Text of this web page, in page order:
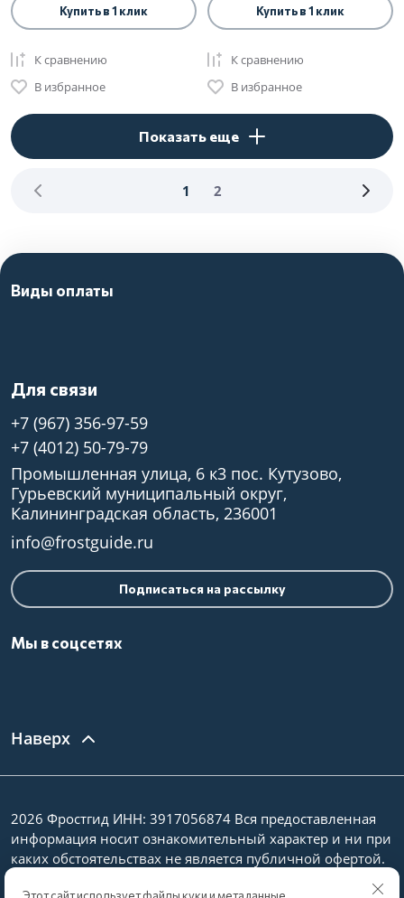
Купить в 1 клик
К сравнению
В избранное
Купить в 1 клик
К сравнению
В избранное
Показать еще
1 2
Для связи
+7 (967) 356-97-59
+7 (4012) 50-79-79
Промышленная улица, 6 к3 пос. Кутузово,
Гурьевский муниципальный округ,
Калининградская область, 236001
info@frostguide.ru
Подписаться на рассылку
Мы в соцсетях
Виды оплаты
Наверх
2026 Фростгид ИНН: 3917056874 Вся предоставленная
информация носит ознакомительный характер и ни при
каких обстоятельствах не является публичной офертой.